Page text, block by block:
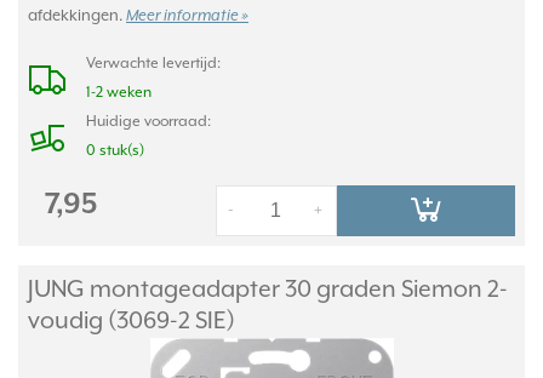
afdekkingen. Meer informatie »
Verwachte levertijd:
1-2 weken
Huidige voorraad:
0 stuk(s)
7,95 +
-
JUNG montageadapter 30 graden Siemon 2-
voudig (3069-2 SIE)